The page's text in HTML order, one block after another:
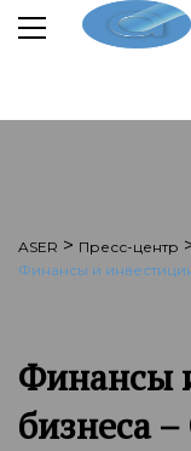
ASER > Пресс-центр
Финансы и
Финансы
бизнеса